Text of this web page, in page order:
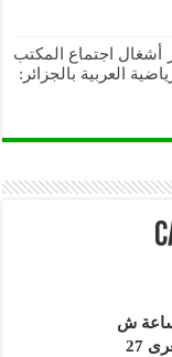
أشغال اجتماع المكتب
العربية بالجزائر: